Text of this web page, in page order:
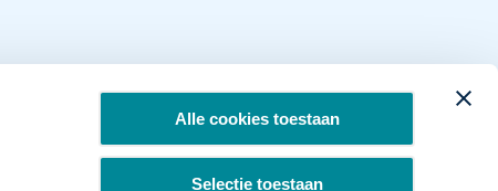
Alle cookies toestaan
Selectie toestaan